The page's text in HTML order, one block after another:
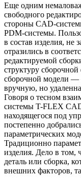
Еще одним
свободного
стороны CAD-
PDM-системы.
в состав изделия, не
отразились в
редактируемой
структуру
сборочной модели —
вручную, но
Говоря о тесном
системы T-FLEX CAD
находящегося под
постепенно
параметрических
Традиционно
изделия. Дело в том,
деталь или сборка,
внешних факторов,